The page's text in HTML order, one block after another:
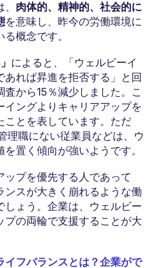
肉体的、精神的、社会的に
を意味し、昨今の労働環境に
概念です。
によると、「ウェルビーイ
あれば昇進を拒否する」と回
から15％減少しました。こ
イングよりキャリアアップを
ことを表しています。ただ
理職にない従業員などは、ウ
置く傾向が強いようです。
ップを優先する人であって
ンスが大きく崩れるような働
しょう。企業は、ウェルビー
プの両輪で支援することが大
イフバランスとは？企業がで